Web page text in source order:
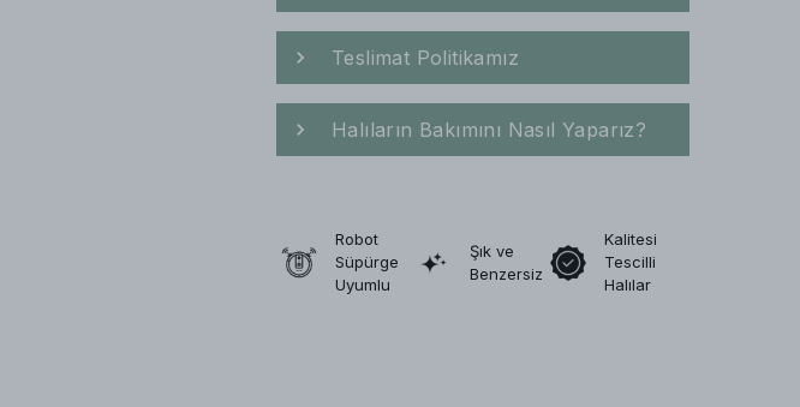
Teslimat Politikamız
Halıların Bakımını Nasıl Yaparız?
Robot
Süpürge
Uyumlu
Şık ve
Benzersiz
Kalitesi
Tescilli
Halılar